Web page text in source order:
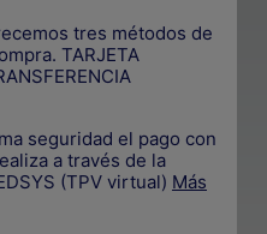
tres métodos de
TARJETA
seguridad el pago con
a través de la
(TPV virtual) Más